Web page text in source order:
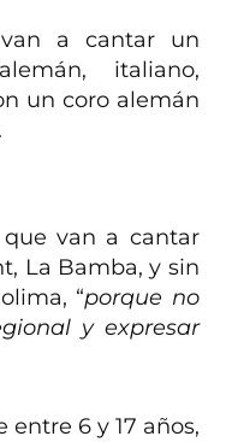
a cantar un
italiano,
un coro alemán
van a cantar
La Bamba, y sin
“porque no
y expresar
entre 6 y 17 años,